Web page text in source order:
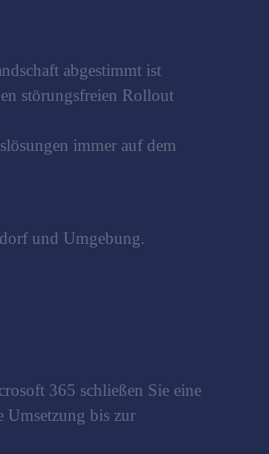
abgestimmt ist
störungsfreien Rollout
immer auf dem
und Umgebung.
365 schließen Sie eine
Umsetzung bis zur